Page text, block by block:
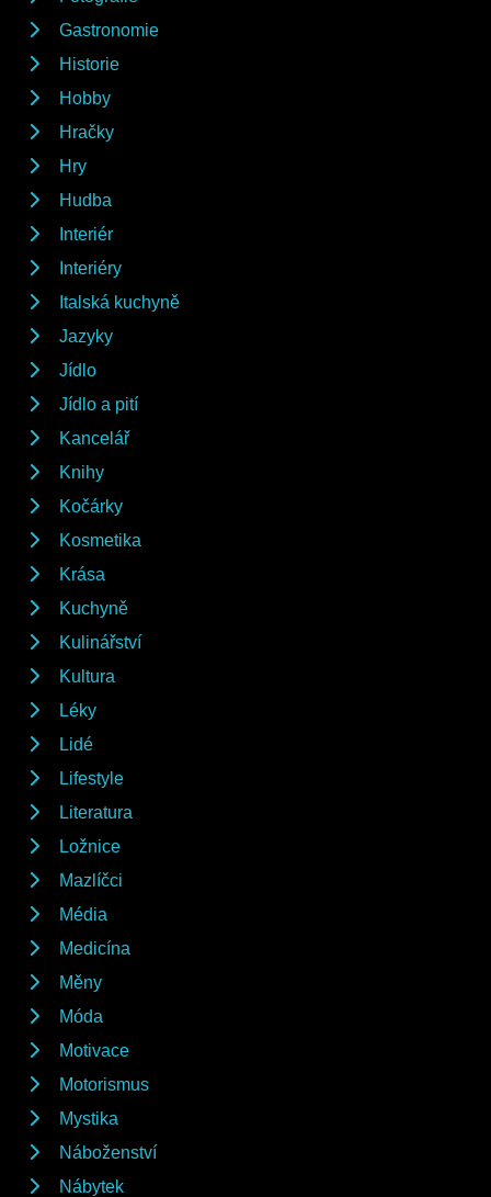
Gastronomie
Historie
Hobby
Hračky
Hry
Hudba
Interiér
Interiéry
Italská kuchyně
Jazyky
Jídlo
Jídlo a pití
Kancelář
Knihy
Kočárky
Kosmetika
Krása
Kuchyně
Kulinářství
Kultura
Léky
Lidé
Lifestyle
Literatura
Ložnice
Mazlíčci
Média
Medicína
Měny
Móda
Motivace
Motorismus
Mystika
Náboženství
Nábytek